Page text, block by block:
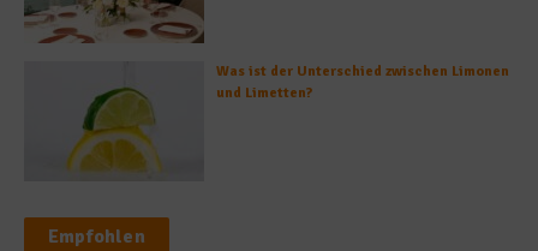
Was ist der Unterschied zwischen Limonen
und Limetten?
Empfohlen